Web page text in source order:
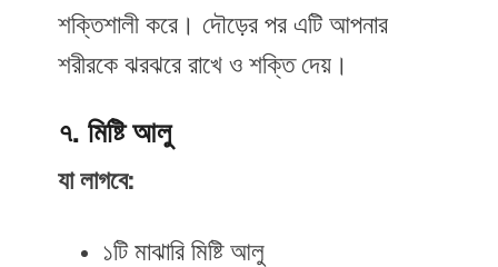
শক্তিশালী করে। দৌড়ের পর এটি আপনার
শরীরকে ঝরঝরে রাখে ও শক্তি দেয়।
৭. মিষ্টি আলু
যা লাগবে:
১টি মাঝারি মিষ্টি আলু